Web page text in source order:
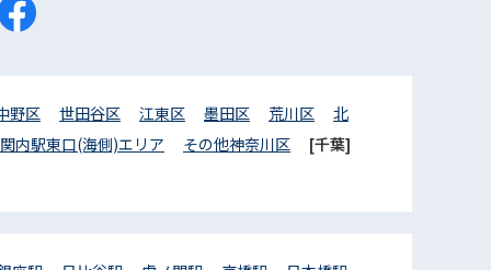
野区 世田谷区 江東区 墨田区 荒川区
北
関内駅東口(海側)エリア その他神奈川区
[千葉]